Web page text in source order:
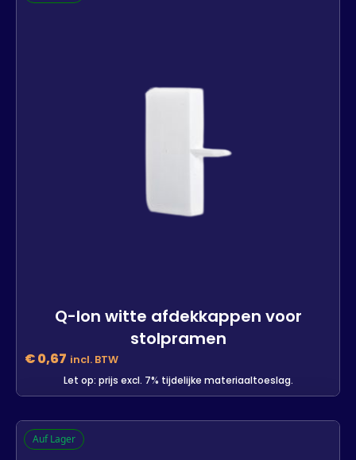
Q-lon witte afdekkappen voor
stolpramen
€0,67 incl. BTW
Let op: prijs excl. 7% tijdelijke materiaaltoeslag.
Q-lon witte afdekkappen voor
Auf Lager